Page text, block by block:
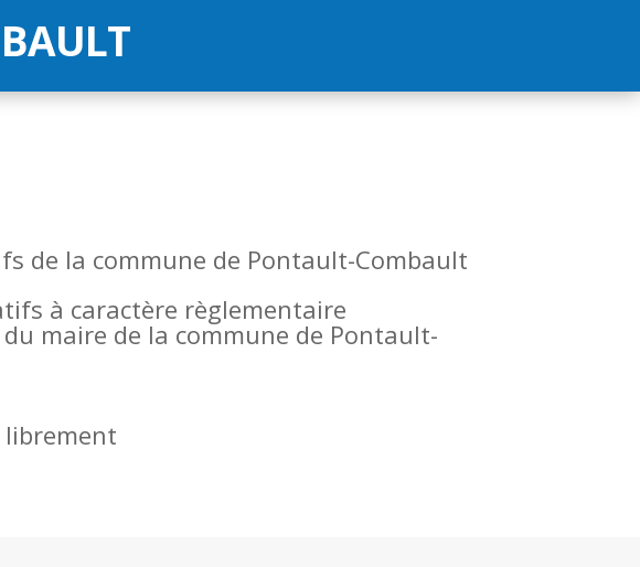
de la commune de Pontault-Combault
à caractère règlementaire
maire de la commune de Pontault-
librement